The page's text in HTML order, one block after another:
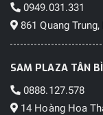
0949.031.331
861 Quang
SAM PLAZA TÂN
0888.127.578
14 Hoàng Hoa